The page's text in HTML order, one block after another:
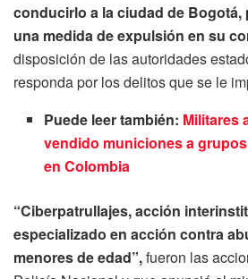
conducirlo a la ciudad de Bogotá,
una medida de expulsión en su
disposición de las autoridades
responda por los delitos que se le
Puede leer también: Militares
vendido municiones a
en Colombia
“Ciberpatrullajes, acción
especializado en acción contra
menores de edad”,fueron las